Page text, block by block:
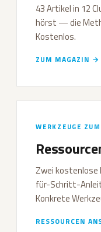
43 Artikel in 12
hörst — die
Kostenlos.
ZUM MAGAZIN →
WERKZEUGE
Zwei
für-Schritt-
Konkrete
RESSOURCEN